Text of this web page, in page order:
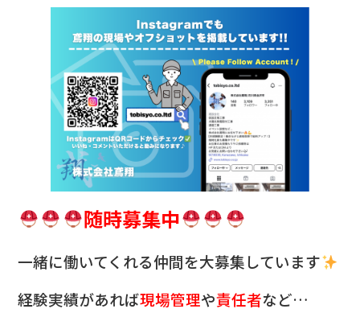
随時募集中
一緒に働いてくれる仲間を大募集しています
経験実績があれば現場管理や責任者など…